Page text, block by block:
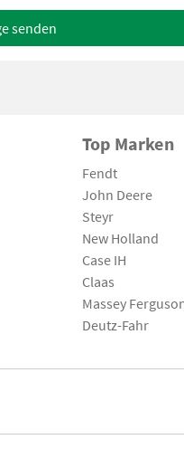
senden
Top Marken
Fendt
John Deere
Steyr
New Holland
Case IH
Claas
Massey
Deutz-Fahr